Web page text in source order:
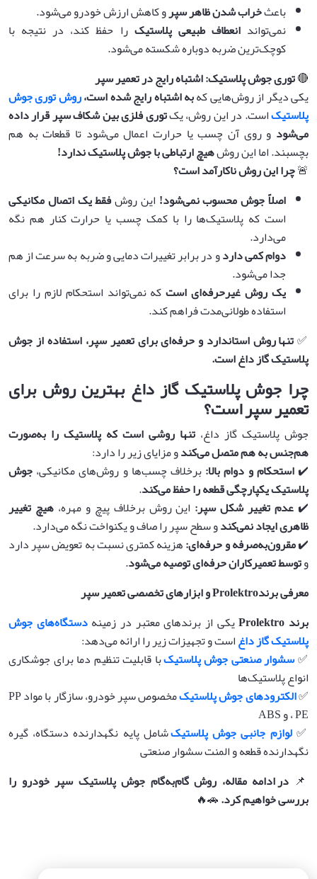
باعثخراب شدن ظاهر سپرو کاهش ارزش خودرو می‌شود.
نمی‌تواندانعطاف طبیعی پلاستیک را حفظ کند، در نتیجه با
کوچک‌ترین ضربه دوباره شکسته می‌شود.
🔴توری جوش پلاستیک: اشتباه رایج در تعمیر سپر
یکی دیگر از روش‌هایی کهبه اشتباه رایج شده است،روش توری جوش
پلاستیکاست. در این روش، یکتوری فلزی بین شکاف سپر قرار داده
می‌شود و روی آن چسب یا حرارت اعمال می‌شود تا قطعات به هم
بچسبند. اما این روشهیچ ارتباطی با جوش پلاستیک ندارد!
🚨چرا این روش ناکارآمد است؟
اصلاً جوش محسوب نمی‌شود! این روشفقط یک اتصال مکانیکی
است که پلاستیک‌ها را با کمک چسب یا حرارت کنار هم نگه
می‌دارد.
دوام کمی داردو در برابر تغییرات دمایی و ضربه به سرعت از هم
جدا می‌شود.
یک روش غیرحرفه‌ای استکه نمی‌تواند استحکام لازم را برای
استفاده طولانی‌مدت فراهم کند.
✅تنها روش استاندارد و حرفه‌ای برای تعمیر سپر، استفاده از جوش
پلاستیک گاز داغ است.
چرا جوش پلاستیک گاز داغ بهترین روش برای
تعمیر سپر است؟
جوش پلاستیک گاز داغ، تنها روشی است که پلاستیک را به‌صورت
هم‌جنس به هم متصل می‌کندو مزایای زیر را دارد:
✔️استحکام و دوام بالا:برخلاف چسب‌ها و روش‌های مکانیکی،جوش
پلاستیک یکپارچگی قطعه را حفظ می‌کند.
✔️عدم تغییر شکل سپر: این روش برخلاف پیچ و مهره،هیچ تغییر
ظاهری ایجاد نمی‌کندو سطح سپر را صاف و یکنواخت نگه می‌دارد.
✔️مقرون‌به‌صرفه و حرفه‌ای:هزینه کمتری نسبت به تعویض سپر دارد
وتوسط تعمیرکاران حرفه‌ای توصیه می‌شود.
معرفی برندProlektroو ابزارهای تخصصی تعمیر سپر
برند
یکی از برندهای معتبر در زمینهدستگاه‌های جوش
پلاستیک گاز داغاست و تجهیزات زیر را ارائه می‌دهد:
✅سشوار صنعتی جوش پلاستیکبا قابلیت تنظیم دما برای جوشکاری
انواع پلاستیک‌ها
✅الکترودهای جوش پلاستیک
مخصوص سپر خودرو، سازگار با مواد PP
، PE و ABS
✅لوازم جانبی جوش پلاستیکشامل پایه نگهدارنده دستگاه، گیره
نگهدارنده قطعه و المنت سشوار صنعتی
📌 در ادامه مقاله، روش گام‌به‌گام جوش پلاستیک سپر خودرو را
بررسی خواهیم کرد.
🚗🔥